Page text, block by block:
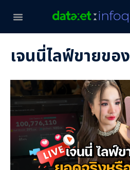
เจนนี่ไลฟ์ขายของ